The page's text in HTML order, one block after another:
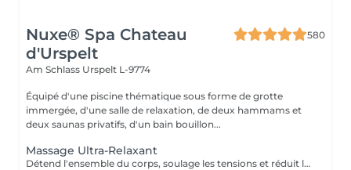
Nuxe® Spa Chateau
d'Urspelt
580
Am Schlass Urspelt L-9774
Équipé d'une piscine thématique sous forme de grotte
immergée, d'une salle de relaxation, de deux hammams et
deux saunas privatifs, d'un bain bouillon...
Massage Ultra-Relaxant
Détend l'ensemble du corps, soulage les tensions et réduit le stress grâce à une succession de manuvres douces et enveloppantes. Un moment de pure relaxation.